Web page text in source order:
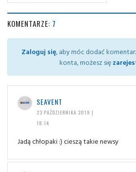
KOMENTARZE: 7
Zaloguj się, aby móc dodać
konta, możesz się
SEAVENT
23 PAŹDZIERNIKA 2019 |
18:14
Jadą chłopaki :) cieszą takie newsy